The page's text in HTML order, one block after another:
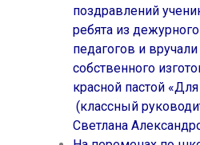
поздравлений
ребята из
педагогов и
собственного
красной пастой
(классный
Светлана